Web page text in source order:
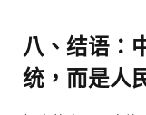
八、结语：
统，而是人